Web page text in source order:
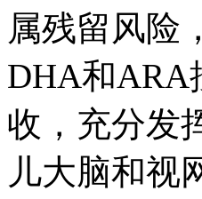
属残留风险
DHA和ARA
收，充分发
儿大脑和视